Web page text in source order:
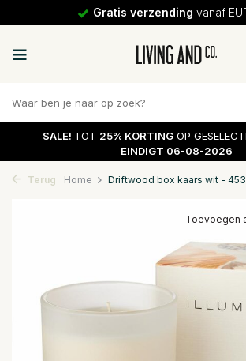
Gratis verzending vanaf
SALE! TOT 25% KORTING OP
EINDIGT 06-08-2026
Terug Home Driftwood box kaars wit -
Toevoegen